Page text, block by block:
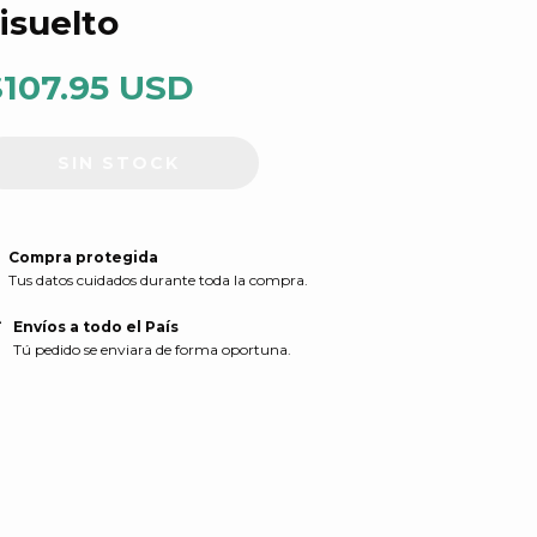
USD
Compra protegida
Tus datos cuidados durante toda la compra.
Envíos a todo el País
Tú pedido se enviara de forma oportuna.